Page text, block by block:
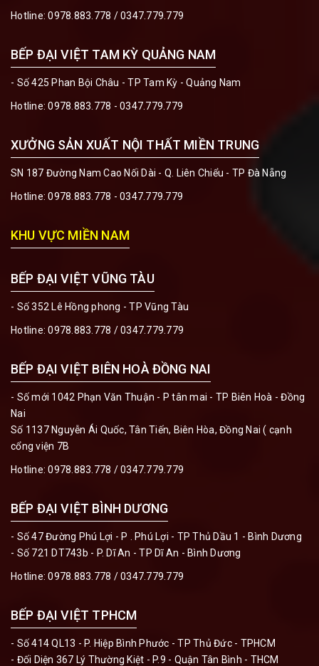
Hotline:0978.883.778 /0347.779.779
BẾP ĐẠI VIỆT TAM KỲ QUẢNG NAM
- Số 425 Phan Bội Châu - TP Tam Kỳ - Quảng Nam
Hotline:0978.883.778 - 0347.779.779
XƯỞNG SẢN XUẤT NỘI THẤT MIỀN TRUNG
SN 187 Đường Nam Cao Nối Dài - Q. Liên Chiểu - TP Đà Nẵng
Hotline:0978.883.778 - 0347.779.779
KHU VỰC MIỀN NAM
BẾP ĐẠI VIỆT VŨNG TÀU
- Số 352 Lê Hồng phong - TP Vũng Tàu
Hotline:0978.883.778 / 0347.779.779
BẾP ĐẠI VIỆT BIÊN HOÀ ĐỒNG NAI
- Số mới 1042 Phạn Văn Thuận - P tân mai - TP Biên Hoà - Đồng
Nai
Số 1137 Nguyễn Ái Quốc, Tân Tiến, Biên Hòa, Đồng Nai ( cạnh
cổng viện 7B
Hotline:0978.883.778 / 0347.779.779
BẾP ĐẠI VIỆT BÌNH DƯƠNG
- Số 47 Đường Phú Lợi - P . Phú Lợi - TP Thủ Dầu 1 - Bình Dương
- Số 721 DT743b - P. Dĩ An - TP Dĩ An - Bình Dương
Hotline:0978.883.778 / 0347.779.779
BẾP ĐẠI VIỆT TPHCM
- Số 414 QL13 - P. Hiệp Bình Phước - TP Thủ Đức - TPHCM
- Đối Diện 367 Lý Thường Kiệt - P.9 - Quận Tân Bình - THCM